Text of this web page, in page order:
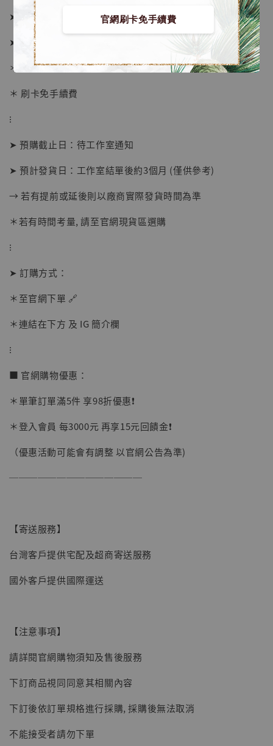
官網刷卡免手續費
【店內現貨】海賊王 系列蒐藏雕像 布魯克達
摩 [7STARS Studio]
NT$ 1,500
NT$ 4,980
➤ 常規版價格 14680元 (訂金6980)
➤ 配件包價格 2480元 (訂金980)
＊ 國際運費另計
＊ 刷卡免手續費
⁝
➤ 預購截止日：待工作室通知
➤ 預計發貨日：工作室結單後約3個月 (僅供參考)
→ 若有提前或延後則以廠商實際發貨時間為準
＊若有時間考量, 請至官網現貨區選購
⁝
➤ 訂購方式：
＊至官網下單 🔗
＊連結在下方 及 IG 簡介欄
⁝
■ 官網購物優惠：
＊單筆訂單滿5件 享98折優惠❗️
＊登入會員 每3000元 再享15元回饋金❗️
（優惠活動可能會有調整 以官網公告為準)
──────────────
【寄送服務】
台灣客戶提供宅配及超商寄送服務
國外客戶提供國際運送
【注意事項】
請詳閱官網購物須知及售後服務
下訂商品視同同意其相關內容
下訂後依訂單規格進行採購, 採購後無法取消
不能接受者請勿下單